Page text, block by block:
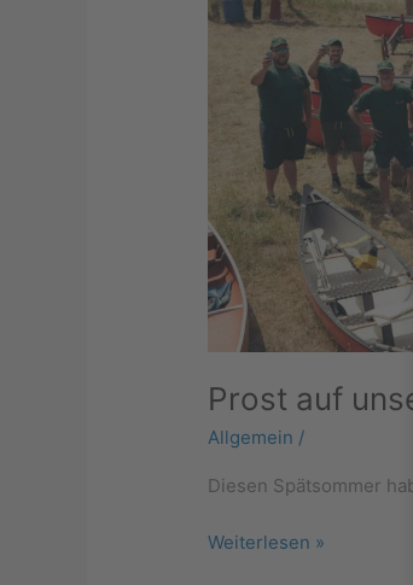
Prost auf
Allgemein /
Diesen Spätsommer
Weiterlesen »